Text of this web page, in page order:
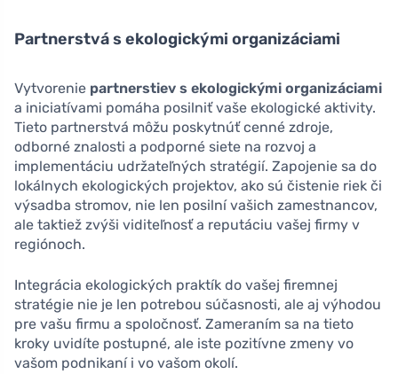
Partnerstvá s ekologickými organizáciami
Vytvorenie partnerstiev s ekologickými organizáciami
a iniciatívami pomáha posilniť vaše ekologické aktivity.
Tieto partnerstvá môžu poskytnúť cenné zdroje,
odborné znalosti a podporné siete na rozvoj a
implementáciu udržateľných stratégií. Zapojenie sa do
lokálnych ekologických projektov, ako sú čistenie riek či
výsadba stromov, nie len posilní vašich zamestnancov,
ale taktiež zvýši viditeľnosť a reputáciu vašej firmy v
regiónoch.
Integrácia ekologických praktík do vašej firemnej
stratégie nie je len potrebou súčasnosti, ale aj výhodou
pre vašu firmu a spoločnosť. Zameraním sa na tieto
kroky uvidíte postupné, ale iste pozitívne zmeny vo
vašom podnikaní i vo vašom okolí.